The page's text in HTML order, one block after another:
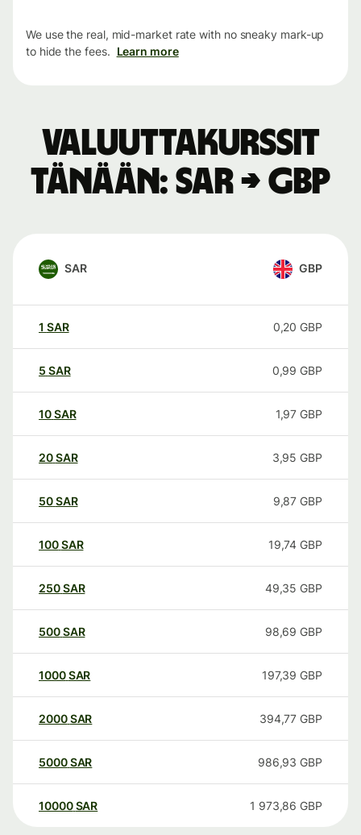
We use the real, mid-market rate with no sneaky mark-up
to hide the fees. Learn more
Valuuttakurssit
tänään: SAR → GBP
SAR GBP
1 SAR 0,20 GBP
5 SAR 0,99 GBP
10SAR 1,97 GBP
20SAR 3,95 GBP
50SAR 9,87 GBP
100SAR 19,74 GBP
250SAR 49,35 GBP
500SAR 98,69 GBP
1000SAR 197,39 GBP
2000SAR 394,77 GBP
5000SAR 986,93 GBP
10000 SAR 1 973,86 GBP